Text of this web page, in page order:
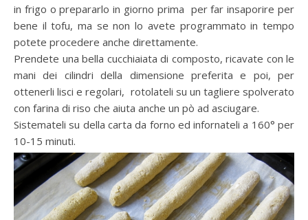
in frigo o prepararlo in giorno prima per far insaporire per
bene il tofu, ma se non lo avete programmato in tempo
potete procedere anche direttamente.
Prendete una bella cucchiaiata di composto, ricavate con le
mani dei cilindri della dimensione preferita e poi, per
ottenerli lisci e regolari, rotolateli su un tagliere spolverato
con farina di riso che aiuta anche un pò ad asciugare.
Sistemateli su della carta da forno ed infornateli a 160° per
10-15 minuti.